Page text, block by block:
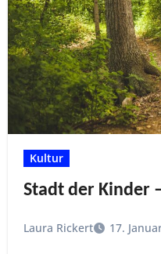
Kultur
Stadt der Kinder
Laura Rickert 17.